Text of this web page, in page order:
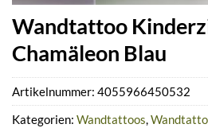
Wandtattoo
Chamäleon Blau
Artikelnummer: 4055966450532
Kategorien: Wandtattoos,